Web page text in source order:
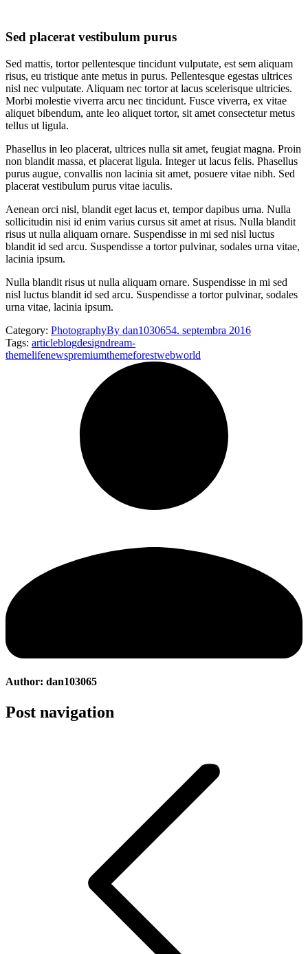
Sed placerat vestibulum purus
Sed mattis, tortor pellentesque tincidunt vulputate, est sem aliquam
risus, eu tristique ante metus in purus. Pellentesque egestas ultrices
nisl nec vulputate. Aliquam nec tortor at lacus scelerisque ultricies.
Morbi molestie viverra arcu nec tincidunt. Fusce viverra, ex vitae
aliquet bibendum, ante leo aliquet tortor, sit amet consectetur metus
tellus ut ligula.
Phasellus in leo placerat, ultrices nulla sit amet, feugiat magna. Proin
non blandit massa, et placerat ligula. Integer ut lacus felis. Phasellus
purus augue, convallis non lacinia sit amet, posuere vitae nibh. Sed
placerat vestibulum purus vitae iaculis.
Aenean orci nisl, blandit eget lacus et, tempor dapibus urna. Nulla
sollicitudin nisi id enim varius cursus sit amet at risus. Nulla blandit
risus ut nulla aliquam ornare. Suspendisse in mi sed nisl luctus
blandit id sed arcu. Suspendisse a tortor pulvinar, sodales urna vitae,
lacinia ipsum.
Nulla blandit risus ut nulla aliquam ornare. Suspendisse in mi sed
nisl luctus blandit id sed arcu. Suspendisse a tortor pulvinar, sodales
urna vitae, lacinia ipsum.
Category: PhotographyBy dan1030654. septembra 2016
Tags: articleblogdesigndream-
themelifenewspremiumthemeforestwebworld
Author: dan103065
Post navigation